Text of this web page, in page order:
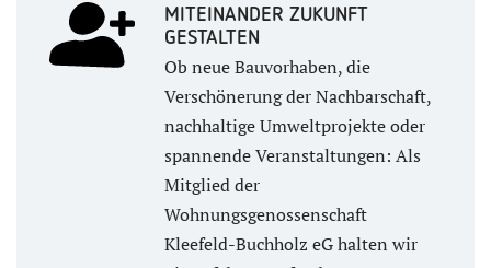
MITEINANDER ZUKUNFT
GESTALTEN
Ob neue Bauvorhaben, die
Verschönerung der Nachbarschaft,
nachhaltige Umweltprojekte oder
spannende Veranstaltungen: Als
Mitglied der
Wohnungsgenossenschaft
Kleefeld-Buchholz eG halten wir